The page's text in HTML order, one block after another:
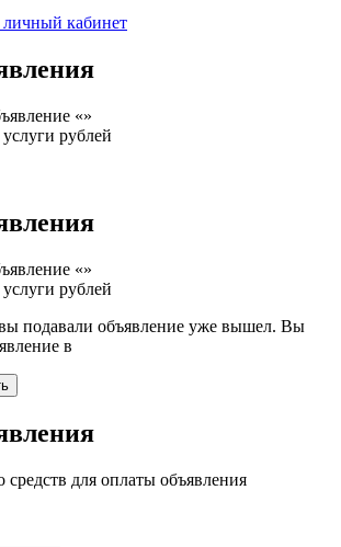
личный кабинет
«»
рублей
«»
рублей
подавали объявление уже вышел. Вы
в
средств для оплаты объявления